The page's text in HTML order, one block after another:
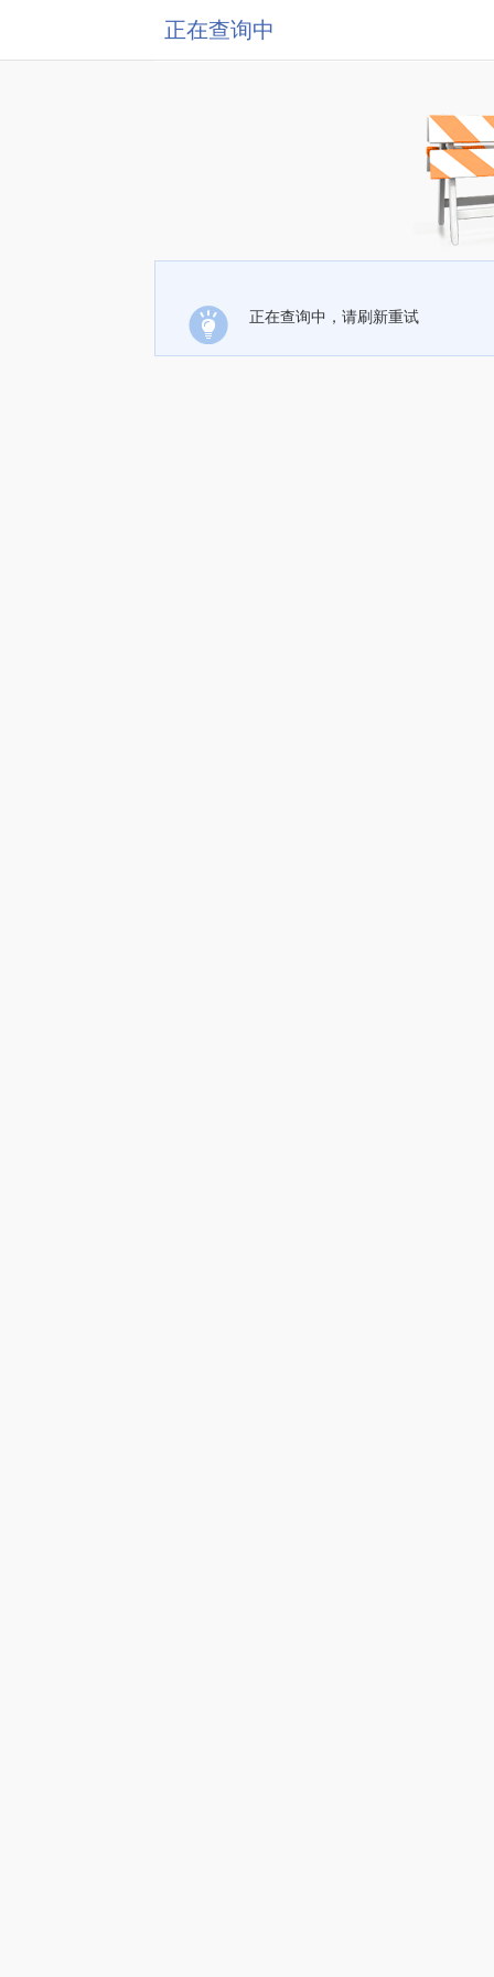
正在查询中
正在查询中，请刷新重试